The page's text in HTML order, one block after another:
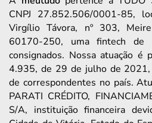
CNPJ 27.852.506/0001-85,
Virgílio Távora, nº 303,
60170-250, uma fintech de
consignados. Nossa atuação é
4.935, de 29 de julho de 2021,
de correspondentes no país.
PARATI CRÉDITO,
S/A, instituição financeira